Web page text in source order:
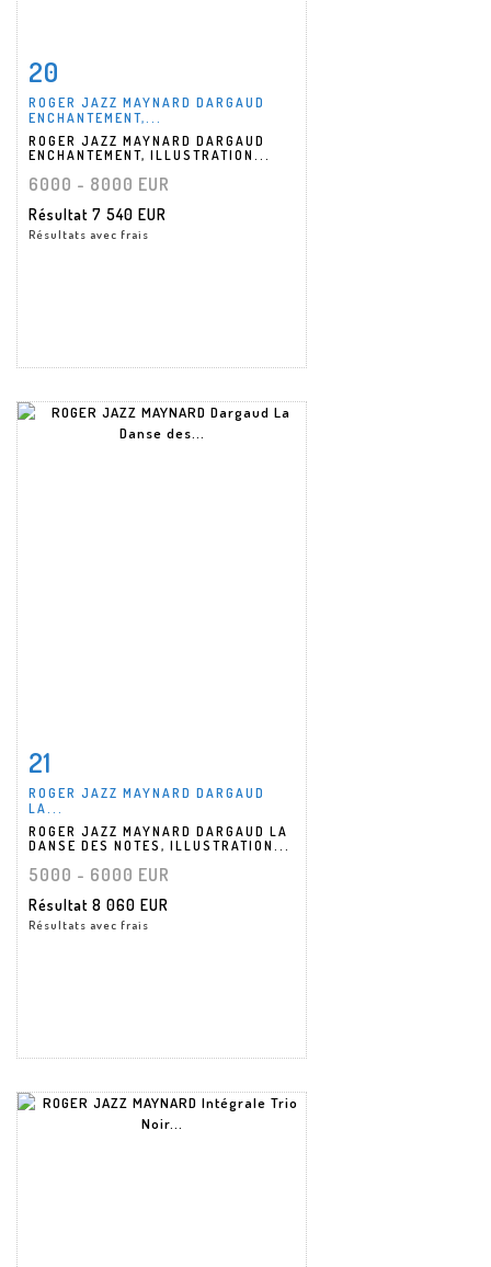
Fiche détaillée
20
ROGER JAZZ MAYNARD DARGAUD
ENCHANTEMENT,...
ROGER JAZZ MAYNARD DARGAUD
ENCHANTEMENT, ILLUSTRATION...
6000 - 8000 EUR
Résultat 7 540 EUR
Résultats avec frais
Fiche détaillée
21
ROGER JAZZ MAYNARD DARGAUD
LA...
ROGER JAZZ MAYNARD DARGAUD LA
DANSE DES NOTES, ILLUSTRATION...
5000 - 6000 EUR
Résultat 8 060 EUR
Résultats avec frais